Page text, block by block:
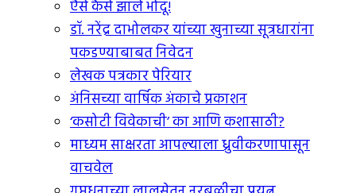
एैसे कैसे झाले भोंदू!
डॉ. नरेंद्र दाभोलकर यांच्या खुनाच्या सूत्रधारांना
पकडण्याबाबत निवेदन
लेखक पत्रकार पेरियार
अंनिसच्या वार्षिक अंकाचे प्रकाशन
‘कसोटी विवेकाची’ का आणि कशासाठी?
माध्यम साक्षरता आपल्याला ध्रुवीकरणापासून
वाचवेल